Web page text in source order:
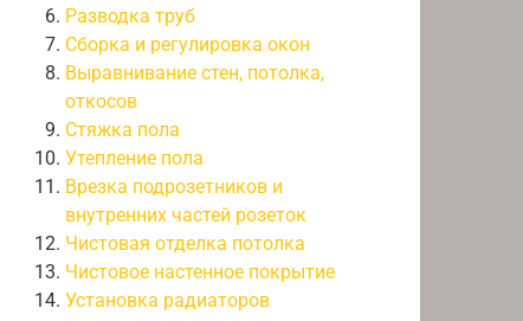
Разводка труб
Сборка и регулировка окон
Выравнивание стен, потолка,
откосов
Стяжка пола
Утепление пола
Врезка подрозетников и
внутренних частей розеток
Чистовая отделка потолка
Чистовое настенное покрытие
Установка радиаторов